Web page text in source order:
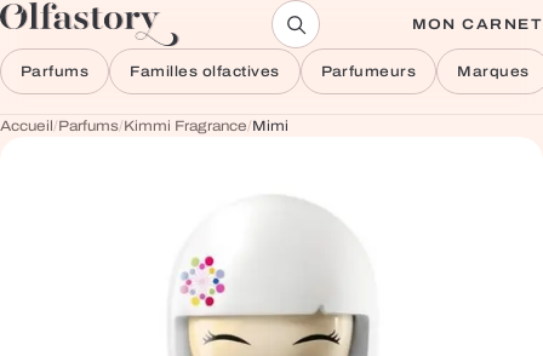
Aller au contenu MON CARNET
Parfums Familles olfactives Parfumeurs Marques
Accueil/Parfums/Kimmi Fragrance/Mimi